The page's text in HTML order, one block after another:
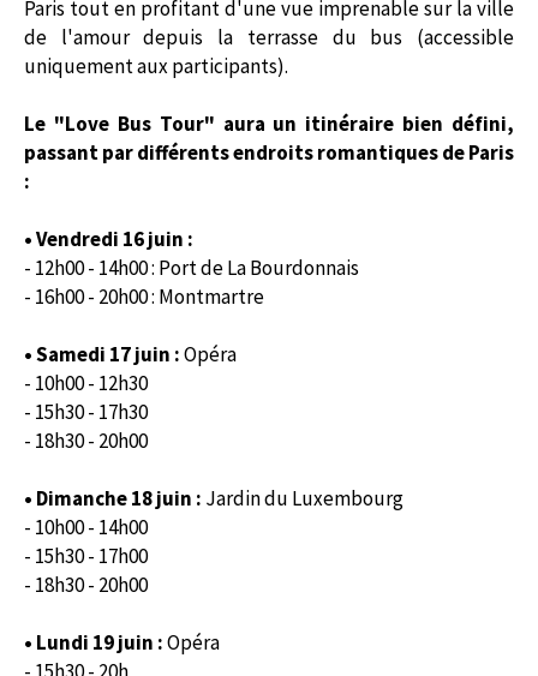
Paris tout en profitant d'une vue imprenable sur la ville
de l'amour depuis la terrasse du bus (accessible
uniquement aux participants).
Le "Love Bus Tour" aura un itinéraire bien défini,
passant par différents endroits romantiques de Paris
:
•Vendredi 16 juin :
- 12h00 - 14h00 : Port de La Bourdonnais
- 16h00 - 20h00 : Montmartre
•Samedi 17 juin :Opéra
- 10h00 - 12h30
- 15h30 - 17h30
- 18h30 - 20h00
• Dimanche 18 juin : Jardin du Luxembourg
- 10h00 - 14h00
- 15h30 - 17h00
- 18h30 - 20h00
• Lundi 19 juin :Opéra